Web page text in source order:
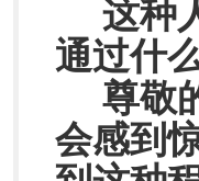
这种
通过什
尊敬
会感到